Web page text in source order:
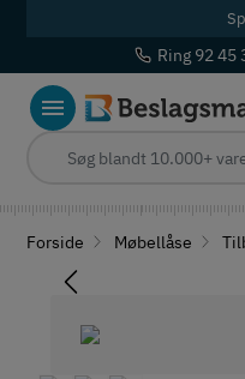
Ring 92 45
Forside Møbellåse